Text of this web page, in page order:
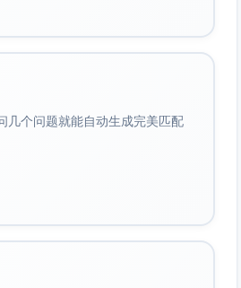
几个问题就能自动生成完美匹配